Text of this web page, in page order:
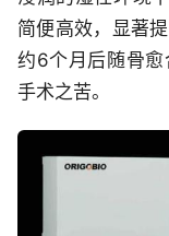
简便高效，显著
约6个月后随骨
手术之苦。